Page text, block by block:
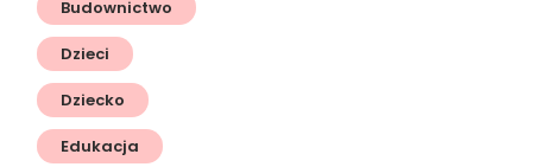
Budownictwo
Dzieci
Dziecko
Edukacja